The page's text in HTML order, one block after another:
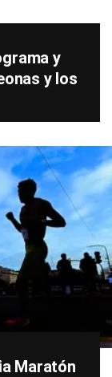
y
y los
Maratón